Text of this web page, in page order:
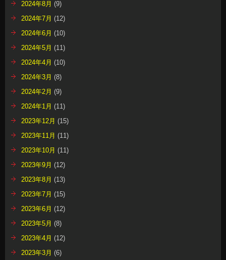
2024年8月 (9)
2024年7月 (12)
2024年6月 (10)
2024年5月 (11)
2024年4月 (10)
2024年3月 (8)
2024年2月 (9)
2024年1月 (11)
2023年12月 (15)
2023年11月 (11)
2023年10月 (11)
2023年9月 (12)
2023年8月 (13)
2023年7月 (15)
2023年6月 (12)
2023年5月 (8)
2023年4月 (12)
2023年3月 (6)